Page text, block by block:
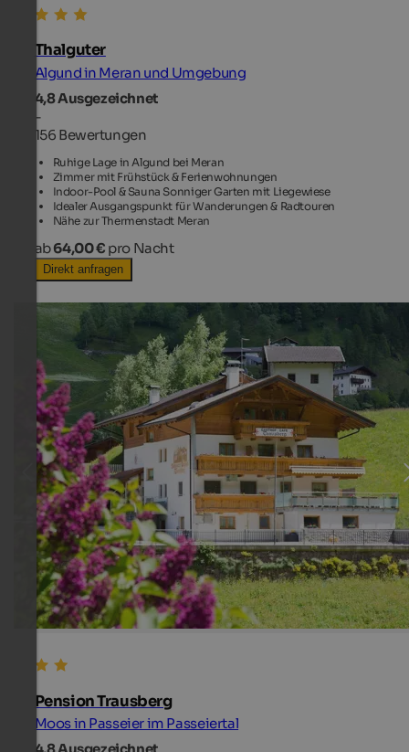
Thalguter
Algund in Meran und Umgebung
4,8Ausgezeichnet
-
156 Bewertungen
Ruhige Lage in Algund bei Meran
Zimmer mit Frühstück & Ferienwohnungen
Indoor-Pool & Sauna Sonniger Garten mit Liegewiese
Idealer Ausgangspunkt für Wanderungen & Radtouren
Nähe zur Thermenstadt Meran
ab64,00 € pro Nacht
Direkt anfragen
Pension Trausberg
Moos in Passeier im Passeiertal